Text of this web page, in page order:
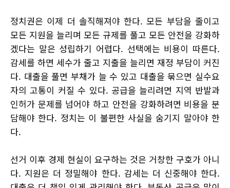
정치권은 이제 더 솔직해져야 한다. 모든 부담을 줄이고
모든 지원을 늘리며 모든 규제를 풀고 모든 안전을 강화하
겠다는 말은 성립하기 어렵다. 선택에는 비용이 따른다.
감세를 하면 세수가 줄고 지출을 늘리면 재정 부담이 커진
다. 대출을 풀면 부채가 늘 수 있고 대출을 묶으면 실수요
자의 고통이 커질 수 있다. 공급을 늘리려면 지역 반발과
인허가 문제를 넘어야 하고 안전을 강화하려면 비용을 분
담해야 한다. 정치는 이 불편한 사실을 숨기지 말아야 한
다.
선거 이후 경제 현실이 요구하는 것은 거창한 구호가 아니
다. 지원은 더 정밀해야 한다. 감세는 더 신중해야 한다.